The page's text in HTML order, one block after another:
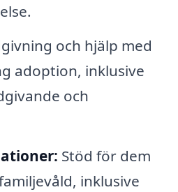
och hjälp med
adoption, inklusive
och
Stöd för dem
inklusive